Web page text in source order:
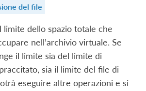
del file
limite dello spazio totale che
nell’archivio virtuale. Se
il limite sia del limite di
sia il limite del file di
eseguire altre operazioni e si